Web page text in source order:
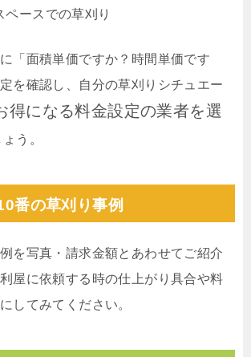
ペースでの草刈り
「面積単価ですか？時間単価です
を確認し、自分の草刈りシチュエー
得になる料金設定の業者を選
う。
番の草刈り事例
を写真・請求金額とあわせてご紹介
屋に依頼する時の仕上がり具合や料
してみてください。